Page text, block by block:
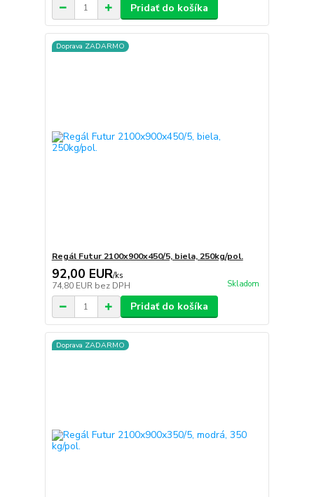
Pridať do košíka
Doprava ZADARMO
Regál Futur 2100x900x450/5, biela, 250kg/pol.
92,00 EUR/ks
74,80 EUR bez DPH Skladom
Pridať do košíka
Doprava ZADARMO